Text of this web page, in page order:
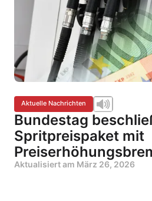
Aktuelle Nachrichten
Bundestag
Spritpreispaket mit
Aktualisiert am März 26, 2026